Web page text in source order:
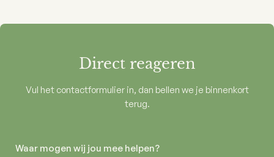
Direct reageren
Vul het contactformulier in, dan bellen we je binnenkort
terug.
Waar mogen wij jou mee helpen?